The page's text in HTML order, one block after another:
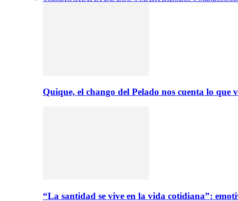
Quique, el chango del Pelado nos cuenta lo que
“La santidad se vive en la vida cotidiana”: